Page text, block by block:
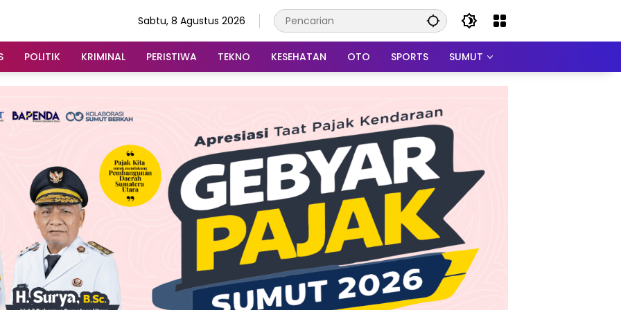
Sabtu, 8 Agustus 2026
POLITIK KRIMINAL PERISTIWA TEKNO KESEHATAN OTO SPORTS SUMUT